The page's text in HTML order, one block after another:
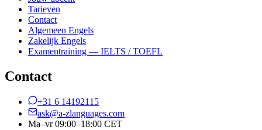
Tarieven
Contact
Algemeen Engels
Zakelijk Engels
Examentraining — IELTS / TOEFL
Contact
+31 6 14192115
ask@a-zlanguages.com
Ma–vr 09:00–18:00 CET